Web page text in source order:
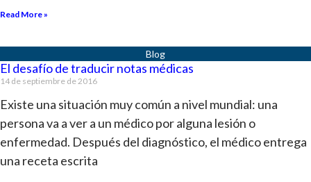
Read More »
El desafío de traducir notas médicas
14 de septiembre de 2016
Existe una situación muy común a nivel mundial: una
persona va a ver a un médico por alguna lesión o
enfermedad. Después del diagnóstico, el médico entrega
una receta escrita